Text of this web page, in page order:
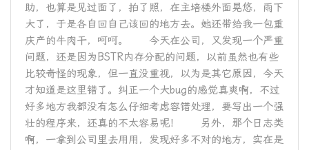
助，也算是见过面了，拍了照，在主培楼外面晃悠，雨下
大了，于是各自回自己该回的地方去。她还带给我一包重
庆产的牛肉干，呵呵。 今天在公司，又发现一个严重
问题，还是因为BSTR内存分配的问题，以前虽然也有些
比较奇怪的现象，但一直没重视，以为是其它原因，今天
才知道是这里错了。纠正一个大bug的感觉真爽啊，不过
好多地方我都没有怎么仔细考虑容错处理，要写出一个强
壮的程序来，还真的不太容易呢！ 另外，那个日志类
啊，一拿到公司里去用用，发现好多不对的地方，实在是